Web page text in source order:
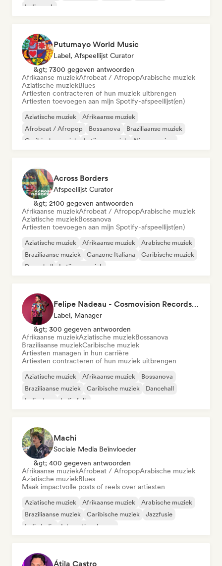
Indie rock
Putumayo World Music
Label, Afspeellijst Curator
&gt; 7300 gegeven antwoorden
Afrikaanse muziekAfrobeat / AfropopArabische muziek
Aziatische muziekBlues
Artiesten contracteren of hun muziek uitbrengen
Artiesten toevoegen aan mijn Spotify-afspeellijst(en)
Aziatische muziek
Afrikaanse muziek
Afrobeat / Afropop
Bossanova
Braziliaanse muziek
Caribische muziek
Latijnse muziek Nieuwe scène
Across Borders
Afspeellijst Curator
&gt; 2100 gegeven antwoorden
Afrikaanse muziekAfrobeat / AfropopArabische muziek
Aziatische muziekBossanova
Artiesten toevoegen aan mijn Spotify-afspeellijst(en)
Aziatische muziek Afrikaanse muziek
Arabische muziek
Braziliaanse muziek
Canzone Italiana
Caribische muziek
Dancehall
Latijnse muziek
Felipe Nadeau - Cosmovision Records & Ritmos del Sur
Label, Manager
&gt; 300 gegeven antwoorden
Afrikaanse muziekAziatische muziekBossanova
Braziliaanse muziekCaribische muziek
Artiesten managen in hun carrière
Artiesten contracteren of hun muziek uitbrengen
Aziatische muziek Afrikaanse muziek
Bossanova
Braziliaanse muziek
Caribische muziek
Dancehall
Indie dans
Indie folk
Machi
Sociale Media Beïnvloeder
&gt; 400 gegeven antwoorden
Afrikaanse muziekAfrobeat / AfropopArabische muziek
Aziatische muziekBlues
Maak impactvolle posts of reels over artiesten
Aziatische muziek Afrikaanse muziek
Arabische muziek
Braziliaanse muziek
Caribische muziek
Jazzfusie
Indie India
Internationale pop
Átila Castro